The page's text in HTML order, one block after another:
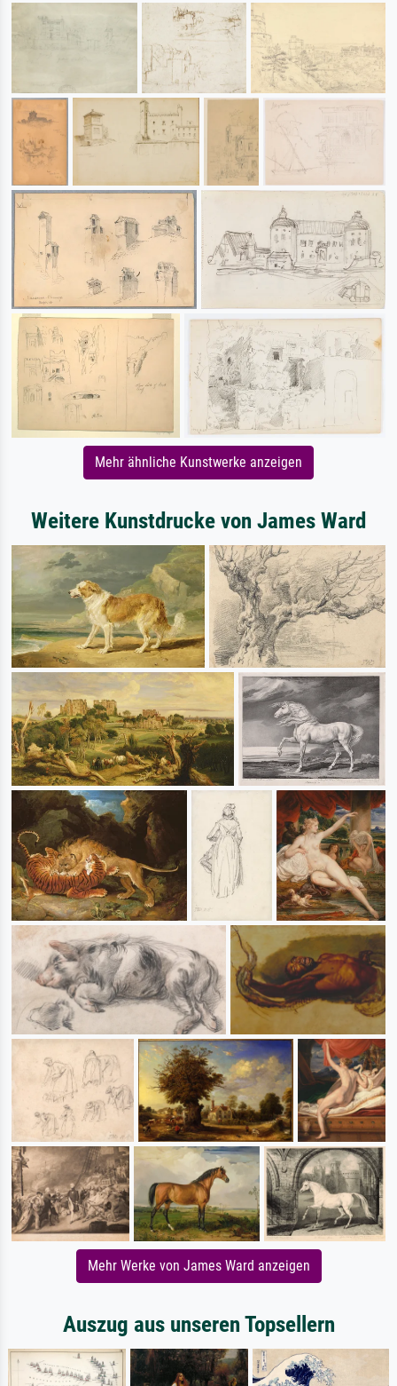
Mehr ähnliche Kunstwerke anzeigen
Weitere Kunstdrucke von James Ward
Mehr Werke von James Ward anzeigen
Auszug aus unseren Topsellern